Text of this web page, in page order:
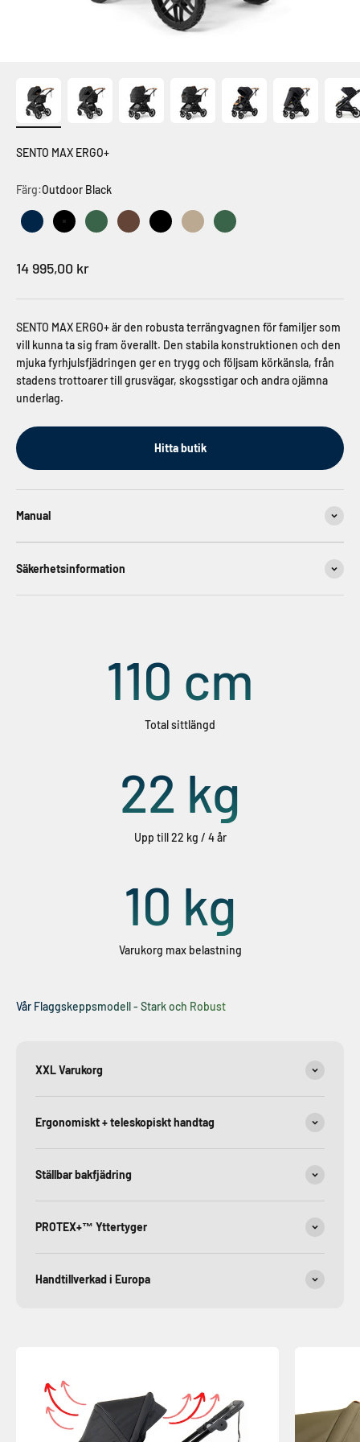
SENTO MAX ERGO+
Färg:Outdoor Black
Outdoor Dark Navy
Outdoor Black
Outdoor Green
Outdoor Brown
Urban BlackUrban DuneUrban Green
Sale-pris
14 995,00 kr
SENTO MAX ERGO+ är den robusta terrängvagnen för familjer som
vill kunna ta sig fram överallt. Den stabila konstruktionen och den
mjuka fyrhjulsfjädringen ger en trygg och följsam körkänsla, från
stadens trottoarer till grusvägar, skogsstigar och andra ojämna
underlag.
Hitta butik
Manual
Säkerhetsinformation
110 cm
Total sittlängd
22 kg
Upp till 22 kg / 4 år
10 kg
Varukorg max belastning
Vår Flaggskeppsmodell - Stark och Robust
XXL Varukorg
Ergonomiskt + teleskopiskt handtag
Ställbar bakfjädring
PROTEX+™ Yttertyger
Handtillverkad i Europa